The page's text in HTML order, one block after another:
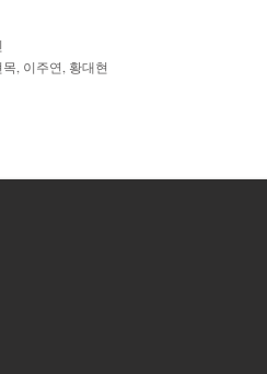
, 이주연, 황대현